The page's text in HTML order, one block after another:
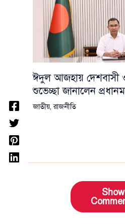
ঈদুল আজহায় দেশবাসী
শুভেচ্ছা জানালেন
জাতীয়,রাজনীতি
Show